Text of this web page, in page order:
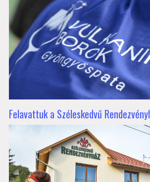
Felavattuk a Széleskedvű